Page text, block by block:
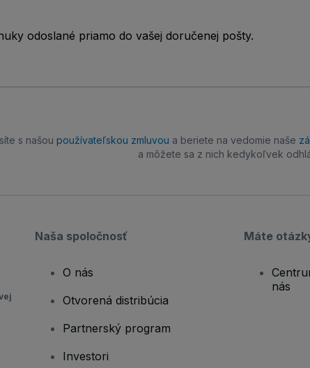
odoslané priamo do vašej doručenej pošty.
s našou používateľskou zmluvou a beriete na vedomie naše
a môžete sa z nich kedykoľvek
Naša spoločnosť
O nás
Otvorená distribúcia
Partnerský program
Investori
Máte
nás